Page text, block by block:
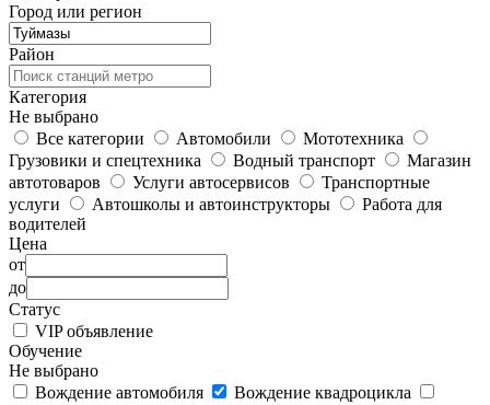
Город или регион
Район
Категория
Не выбрано
Все категории
Автомобили
Мототехника
Грузовики и спецтехника
Водный транспорт
Магазин
автотоваров
Услуги автосервисов
Транспортные
услуги
Автошколы и автоинструкторы
Работа для
водителей
Цена
от
до
Статус
VIP объявление
Обучение
Не выбрано
Вождение автомобиля
Вождение квадроцикла